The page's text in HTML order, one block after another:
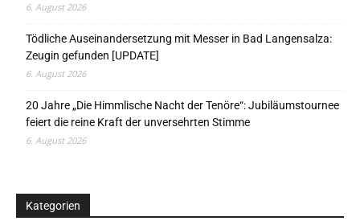
6. August 2026
Tödliche Auseinandersetzung mit Messer in Bad Langensalza:
Zeugin gefunden [UPDATE]
6. August 2026
20 Jahre „Die Himmlische Nacht der Tenöre“: Jubiläumstournee
feiert die reine Kraft der unversehrten Stimme
6. August 2026
Kategorien